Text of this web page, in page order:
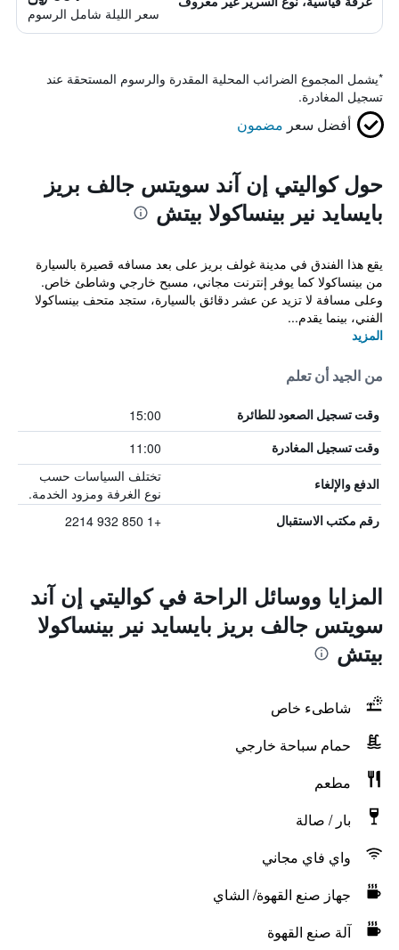
سعر الليلة شامل الرسوم
*يشمل المجموع الضرائب المحلية المقدرة والرسوم المستحقة عند
تسجيل المغادرة.
أفضل سعر مضمون
حول كواليتي إن آند سويتس جالف بريز
بايسايد نير بينساكولا بيتش
يقع هذا الفندق في مدينة غولف بريز على بعد مسافه قصيرة بالسيارة
من بينساكولا كما يوفر إنترنت مجاني، مسبح خارجي وشاطئ خاص.
وعلى مسافة لا تزيد عن عشر دقائق بالسيارة، ستجد متحف بينساكولا
الفني، بينما يقدم...
المزيد
من الجيد أن تعلم
وقت تسجيل الصعود للطائرة 15:00
وقت تسجيل المغادرة 11:00
الدفع والإلغاء
تختلف السياسات حسب
نوع الغرفة ومزود الخدمة.
رقم مكتب الاستقبال +1 850 932 2214
المزايا ووسائل الراحة في كواليتي إن آند
سويتس جالف بريز بايسايد نير بينساكولا
بيتش
شاطىء خاص
حمام سباحة خارجي
مطعم
بار / صالة
واي فاي مجاني
جهاز صنع القهوة/ الشاي
آلة صنع القهوة